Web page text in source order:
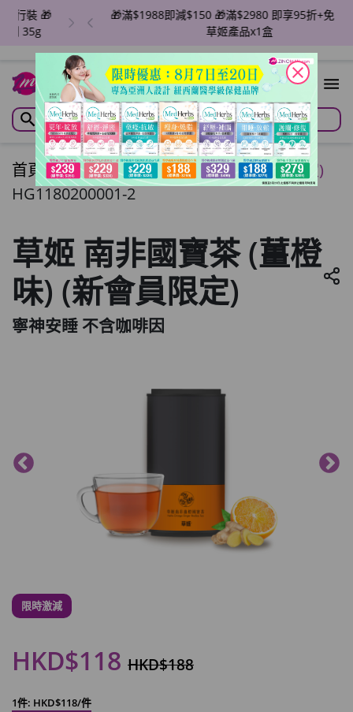
🎁滿$1988即減$150 🎁滿$2980 即享95折+免費任選
草姬產品x1盒
首頁/草姬 南非國寶茶 (薑橙味) (新會員限定)
HG1180200001-2
草姬 南非國寶茶 (薑橙
味) (新會員限定)
寧神安睡 不含咖啡因
限時激減
HKD$118 HKD$188
1件: HKD$118/件
close